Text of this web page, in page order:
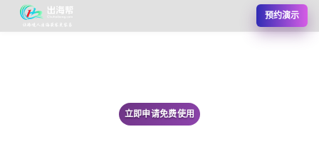
预约演示
立即申请免费使用